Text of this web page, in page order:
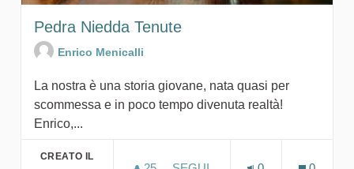
Pedra Niedda Tenute
Enrico Menicalli
La nostra è una storia giovane, nata quasi per
scommessa e in poco tempo divenuta realtà!
Enrico,...
CREATO IL